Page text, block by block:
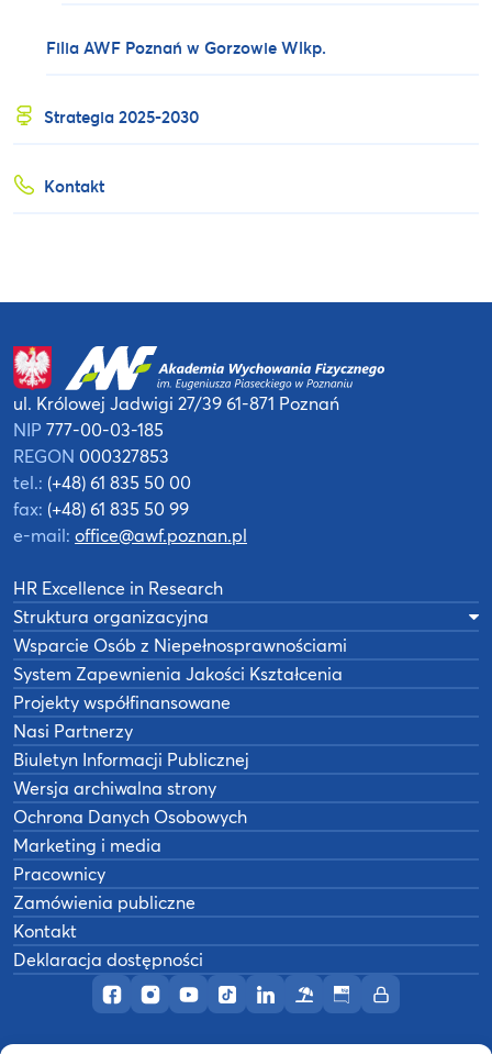
Filia AWF Poznań w Gorzowie Wlkp.
Strategia 2025-2030
Kontakt
Profil AWF Poznań w serwisie Facebook
Profil AWF Poznań w serwisie Instagram
Profil AWF Poznań w serwisie YouTube
Profil AWF Poznań w serwisie
Profil AWF Poznań w
OśrodekBiuletynIntranet
ul. Królowej Jadwigi 27/3961-871 Poznań
NIP 777-00-03-185
REGON 000327853
tel.: (+48) 61 835 50 00
fax: (+48) 61 835 50 99
e-mail: office@awf.poznan.pl
HR Excellence in Research
Struktura organizacyjna
Wsparcie Osób z Niepełnosprawnościami
System Zapewnienia Jakości Kształcenia
Projekty współfinansowane
Nasi Partnerzy
Biuletyn Informacji Publicznej
Wersja archiwalna strony
Ochrona Danych Osobowych
Marketing i media
Pracownicy
Zamówienia publiczne
Kontakt
Deklaracja dostępności